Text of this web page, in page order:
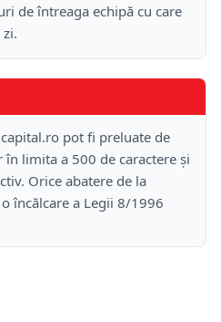
de întreaga echipă cu care
pot fi preluate de
limita a 500 de caractere și
Orice abatere de la
încălcare a Legii 8/1996